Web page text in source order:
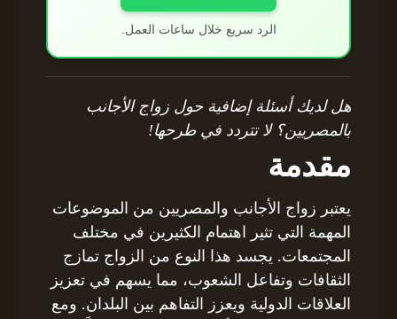
الرد سريع خلال ساعات العمل.
هل لديك أسئلة إضافية حول زواج الأجانب
بالمصريين؟ لا تتردد في طرحها!
مقدمة
يعتبر زواج الأجانب والمصريين من الموضوعات
المهمة التي تثير اهتمام الكثيرين في مختلف
المجتمعات. يجسد هذا النوع من الزواج تمازج
الثقافات وتفاعل الشعوب، مما يسهم في تعزيز
العلاقات الدولية ويعزز التفاهم بين البلدان. ومع